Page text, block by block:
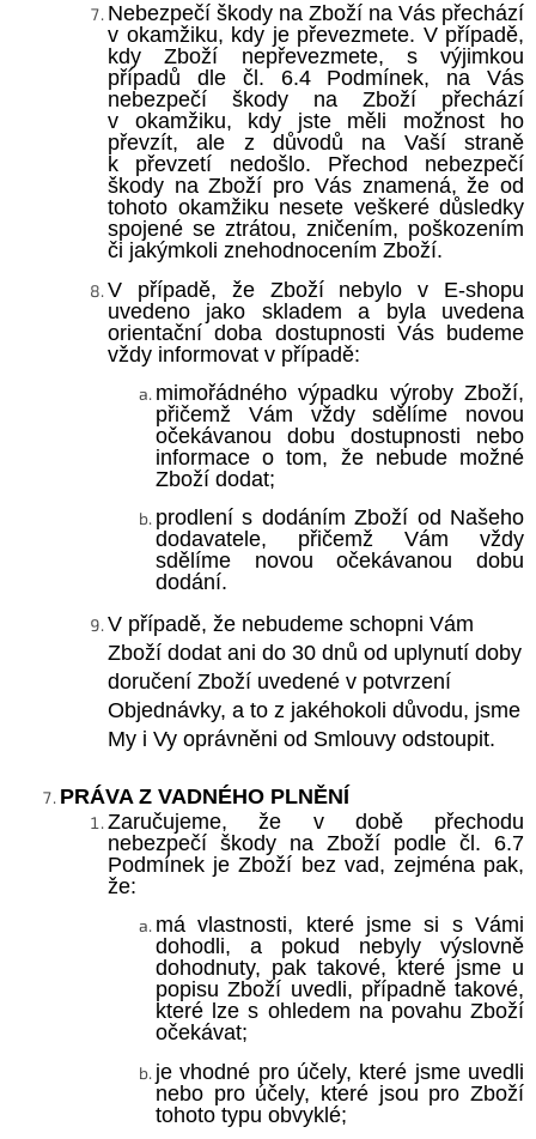
Nebezpečí škody na Zboží na Vás přechází
v okamžiku, kdy je převezmete. V případě,
kdy Zboží nepřevezmete, s výjimkou
případů dle čl. 6.4Podmínek, na Vás
nebezpečí škody na Zboží přechází
v okamžiku, kdy jste měli možnost ho
převzít, ale z důvodů na Vaší straně
k převzetí nedošlo. Přechod nebezpečí
škody na Zboží pro Vás znamená, že od
tohoto okamžiku nesete veškeré důsledky
spojené se ztrátou, zničením, poškozením
či jakýmkoli znehodnocením Zboží.
V případě, že Zboží nebylo v E-shopu
uvedeno jako skladem a byla uvedena
orientační doba dostupnosti Vás budeme
vždy informovat v případě:
mimořádného výpadku výroby Zboží,
přičemž Vám vždy sdělíme novou
očekávanou dobu dostupnosti nebo
informace o tom, že nebude možné
Zboží dodat;
prodlení s dodáním Zboží od Našeho
dodavatele, přičemž Vám vždy
sdělíme novou očekávanou dobu
dodání.
V případě, že nebudeme schopni Vám
Zboží dodat ani do 30 dnů od uplynutí doby
doručení Zboží uvedené v potvrzení
Objednávky, a to z jakéhokoli důvodu, jsme
My i Vy oprávněni od Smlouvy odstoupit.
PRÁVAZ VADNÉHO PLNĚNÍ
Zaručujeme, že v době přechodu
nebezpečí škody na Zboží podle čl. 6.7
Podmínek je Zboží bez vad, zejména pak,
že:
má vlastnosti, které jsme si s Vámi
dohodli, a pokud nebyly výslovně
dohodnuty, pak takové, které jsme u
popisu Zboží uvedli, případně takové,
které lze s ohledem na povahu Zboží
očekávat;
je vhodné pro účely, které jsme uvedli
nebo pro účely, které jsou pro Zboží
tohoto typu obvyklé;